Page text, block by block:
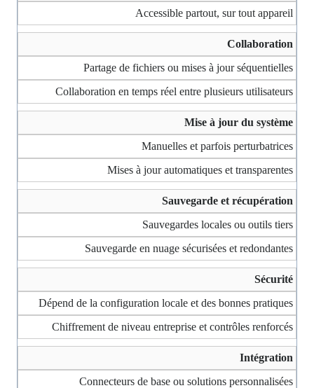
Accessible partout, sur tout appareil
Collaboration
Partage de fichiers ou mises à jour séquentielles
Collaboration en temps réel entre plusieurs utilisateurs
Mise à jour du système
Manuelles et parfois perturbatrices
Mises à jour automatiques et transparentes
Sauvegarde et récupération
Sauvegardes locales ou outils tiers
Sauvegarde en nuage sécurisées et redondantes
Sécurité
Dépend de la configuration locale et des bonnes pratiques
Chiffrement de niveau entreprise et contrôles renforcés
Intégration
Connecteurs de base ou solutions personnalisées